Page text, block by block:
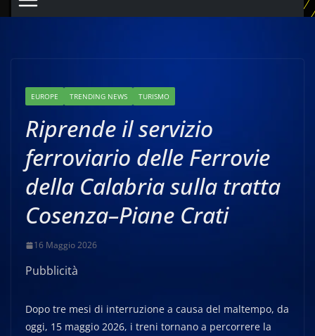
EUROPE TRENDING NEWS TURISMO
Riprende il servizio
ferroviario delle Ferrovie
della Calabria sulla tratta
Cosenza–Piane Crati
16 Maggio 2026
Pubblicità
Dopo tre mesi di interruzione a causa del maltempo, da
oggi, 15 maggio 2026, i treni tornano a percorrere la